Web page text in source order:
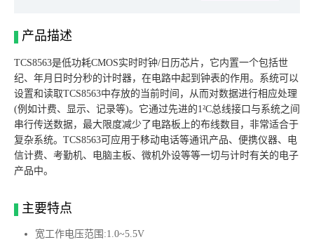
产品描述
TCS8563是低功耗CMOS实时时钟/日历芯片，它内置一个包括世
纪、年月日时分秒的计时器，在电路中起到钟表的作用。系统可以
设置和读取TCS8563中存放的当前时间，从而对数据进行相应处理
(例如计费、显示、记录等)。它通过先进的1²C总线接口与系统之间
串行传送数据，最大限度减少了电路板上的布线数目，非常适合于
复杂系统。TCS8563可应用于移动电话等通讯产品、便携仪器、电
信计费、考勤机、电脑主板、微机外设等等一切与计时有关的电子
产品中。
主要特点
宽工作电压范围:1.0~5.5V